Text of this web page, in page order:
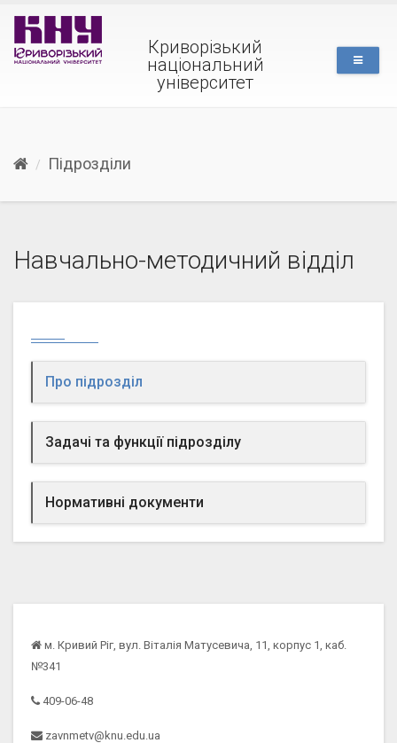
Криворізький
національний
університет
Підрозділи
Навчально-методичний відділ
Про підрозділ
Задачі та функції підрозділу
Нормативні документи
м. Кривий Ріг, вул. Віталія Матусевича, 11, корпус 1, каб.
№341
409-06-48
zavnmetv@knu.edu.ua